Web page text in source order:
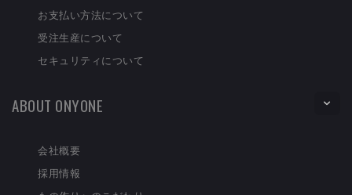
お支払い方法について
受注生産について
セキュリティについて
ABOUT ONYONE
会社概要
採用情報